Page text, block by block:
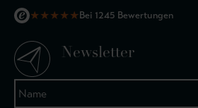
★★★★★Bei 1245 Bewertungen
Newsletter